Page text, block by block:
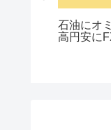
石油にオ
高円安に